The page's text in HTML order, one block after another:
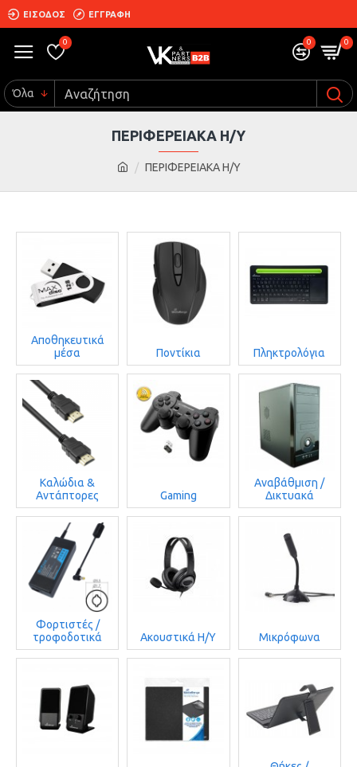
ΕΙΣΟΔΟΣ ΕΓΓΡΑΦΗ
0 0 0
Όλα
ΠΕΡΙΦΕΡΕΙΑΚΑ Η/Υ
ΠΕΡΙΦΕΡΕΙΑΚΑ Η/Υ
Αποθηκευτικά
μέσα
Ποντίκια Πληκτρολόγια
Καλώδια &
Αντάπτορες
Gaming
Αναβάθμιση /
Δικτυακά
Φορτιστές /
τροφοδοτικά
Ακουστικά Η/Υ Μικρόφωνα